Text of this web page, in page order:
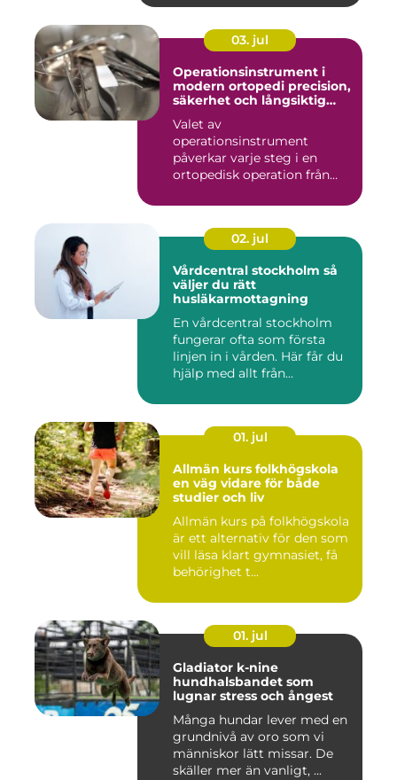
03. jul
Operationsinstrument i
modern ortopedi precision,
säkerhet och långsiktig
Valet av
operationsinstrument
påverkar varje steg i en
ortopedisk operation från
02. jul
Vårdcentral stockholm så
väljer du rätt
husläkarmottagning
En vårdcentral stockholm
fungerar ofta som första
linjen in i vården. Här får du
hjälp med allt från...
01. jul
Allmän kurs folkhögskola
en väg vidare för både
studier och liv
Allmän kurs på folkhögskola
är ett alternativ för den som
vill läsa klart gymnasiet, få
behörighet t...
01. jul
Gladiator k-nine
hundhalsbandet som
lugnar stress och ångest
Många hundar lever med en
grundnivå av oro som vi
människor lätt missar. De
skäller mer än vanligt, ...